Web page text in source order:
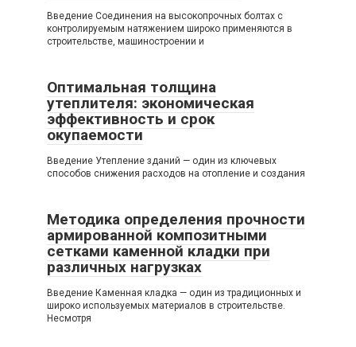
Введение Соединения на высокопрочных болтах с
контролируемым натяжением широко применяются в
строительстве, машиностроении и
Оптимальная толщина
утеплителя: экономическая
эффективность и срок
окупаемости
Введение Утепление зданий — один из ключевых
способов снижения расходов на отопление и создания
Методика определения прочности
армированной композитными
сетками каменной кладки при
различных нагрузках
Введение Каменная кладка — один из традиционных и
широко используемых материалов в строительстве.
Несмотря